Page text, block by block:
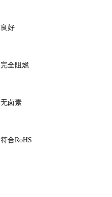
良好
完全阻燃
无卤素
符合RoHS